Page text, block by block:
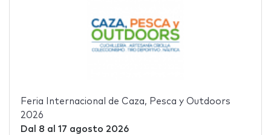
Feria Internacional de Caza, Pesca y Outdoors
2026
Dal 8 al 17 agosto 2026